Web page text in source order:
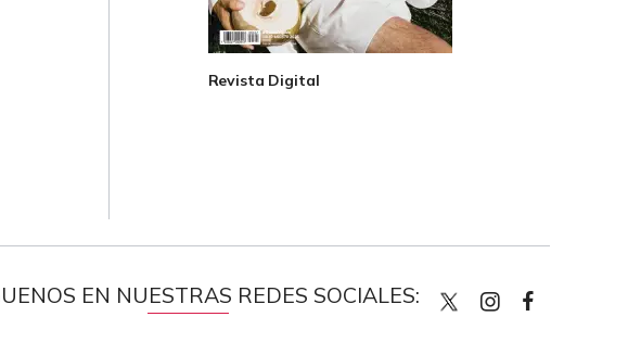
Revista Digital
EN NUESTRAS REDES SOCIALES: quiencom